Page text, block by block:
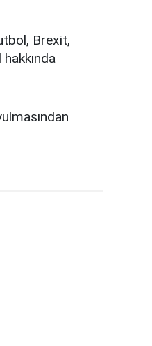
Brexit,